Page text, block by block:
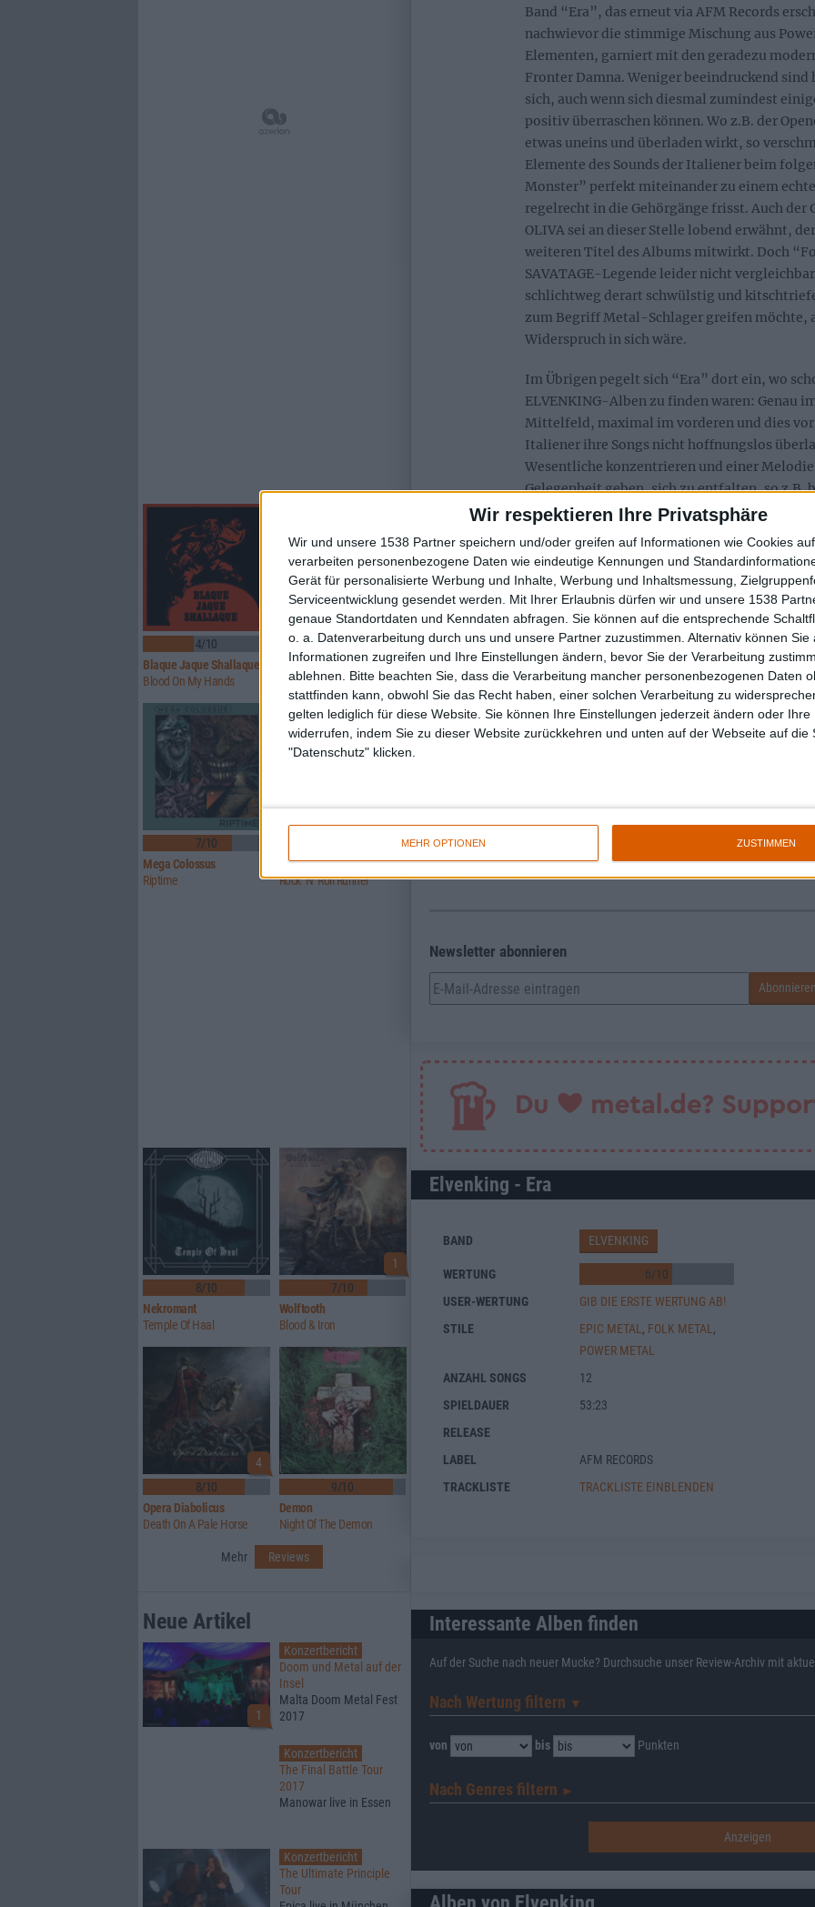
Wir respektieren Ihre Privatsphäre
Wir und unsere 1538 Partner speichern und/oder greifen auf Informationen wie Cookies
verarbeiten personenbezogene Daten wie eindeutige Kennungen und
Gerät für personalisierte Werbung und Inhalte, Werbung und Inhaltsmessung,
Serviceentwicklung gesendet werden.
Mit Ihrer Erlaubnis dürfen wir und unsere 1538
genaue Standortdaten und Kenndaten abfragen. Sie können auf die entsprechende
o. a. Datenverarbeitung durch uns und unsere Partner zuzustimmen. Alternativ können Sie
Informationen zugreifen und Ihre Einstellungen ändern, bevor Sie der Verarbeitung
ablehnen.
Bitte beachten Sie, dass die Verarbeitung mancher personenbezogenen Daten
stattfinden kann, obwohl Sie das Recht haben, einer solchen Verarbeitung zu
gelten lediglich für diese Website. Sie können Ihre Einstellungen jederzeit ändern oder Ihre
widerrufen, indem Sie zu dieser Website zurückkehren und unten auf der Webseite auf die
"Datenschutz" klicken.
MEHR OPTIONEN ZUSTIMMEN
Band “Era”, das erneut via AFM Records
nachwievor die stimmige Mischung aus
Elementen, garniert mit den geradezu
Fronter Damna. Weniger beeindruckend sind
sich, auch wenn sich diesmal zumindest
positiv überraschen können. Wo z.B. der
etwas uneins und überladen wirkt, so
Elemente des Sounds der Italiener beim
Monster” perfekt miteinander zu einem
regelrecht in die Gehörgänge frisst. Auch der
OLIVA sei an dieser Stelle lobend erwähnt,
weiteren Titel des Albums mitwirkt. Doch
SAVATAGE-Legende leider nicht
schlichtweg derart schwülstig und
zum Begriff Metal-Schlager greifen möchte,
Widerspruch in sich wäre.
Im Übrigen pegelt sich “Era” dort ein, wo
ELVENKING-Alben zu finden waren: Genau
Mittelfeld, maximal im vorderen und dies
Italiener ihre Songs nicht hoffnungslos
Wesentliche konzentrieren und einer
Gelegenheit geben, sich zu entfalten, so z.B.
rockenden “Through Wolf’s Eyes”. Auch
ist und irgendwo im Hintergrund vor sich hin
für sich hat und so auch wirklich eine
(“The Time Of Your Life”). Alles in allem
Pflichtkauf und am ehesten für Fans der
diejenigen mit Hang zum
Zur Startseite
Katharina
Newsletter abonnieren
Elvenking - Era
BAND ELVENKING
WERTUNG 6/10
USER-WERTUNG
GIB DIE ERSTE WERTUNG AB!
STILE
EPIC METAL , FOLK METAL ,
POWER METAL
ANZAHL SONGS
12
SPIELDAUER
53:23
RELEASE
LABEL
AFM RECORDS
TRACKLISTE
TRACKLISTE EINBLENDEN
Interessante Alben finden
Auf der Suche nach neuer Mucke? Durchsuche unser Review-Archiv mit aktuell
Nach Wertung filtern ▼︎
von bis Punkten
Nach Genres filtern ►︎
4/10
Blaque Jaque Shallaque
Blood On My Hands
7/10
Iron Fate
Crimson Messiah
7/10
Mega Colossus
Riptime
Toad The Wet Sprocket
Rock ‘N’ Roll Runner
8/10
Nekromant
Temple Of Haal
1
7/10
Wolftooth
Blood & Iron
4
8/10
Opera Diabolicus
Death On A Pale Horse
9/10
Demon
Night Of The Demon
Mehr Reviews
Neue Artikel
1
Konzertbericht
Doom und Metal auf der
Insel
Malta Doom Metal Fest
2017
Konzertbericht
The Final Battle Tour
2017
Manowar live in Essen
Konzertbericht
The Ultimate Principle
Tour